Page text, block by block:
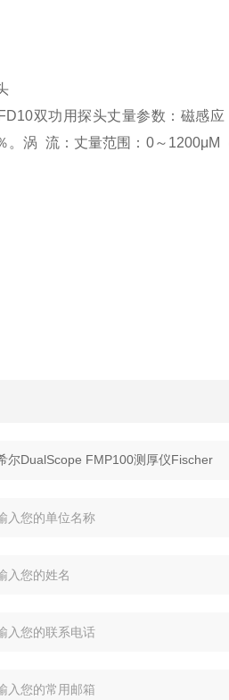
双功用探头丈量参数：磁感
涡 流：丈量范围：0～1200μΜ